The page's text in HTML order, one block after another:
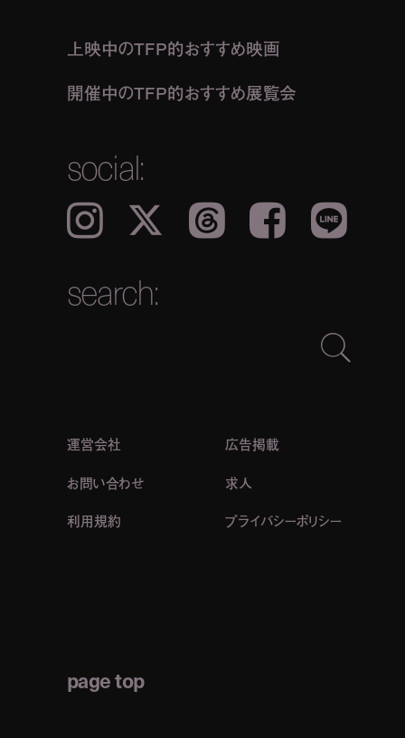
上映中のTFP的おすすめ映画
開催中のTFP的おすすめ展覧会
social:
Instagram 𝕏 Threads Facebook LINE
search:
運営会社
広告掲載
お問い合わせ
求人
利用規約 プライバシーポリシー
page top